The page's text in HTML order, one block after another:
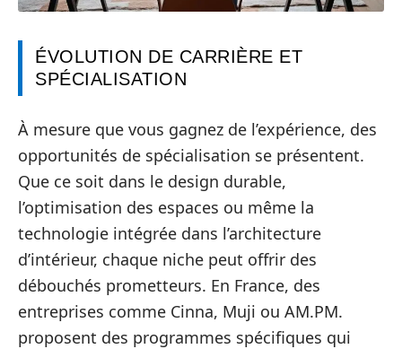
ÉVOLUTION DE CARRIÈRE ET
SPÉCIALISATION
À mesure que vous gagnez de l’expérience, des
opportunités de spécialisation se présentent.
Que ce soit dans le design durable,
l’optimisation des espaces ou même la
technologie intégrée dans l’architecture
d’intérieur, chaque niche peut offrir des
débouchés prometteurs. En France, des
entreprises comme Cinna, Muji ou AM.PM.
proposent des programmes spécifiques qui